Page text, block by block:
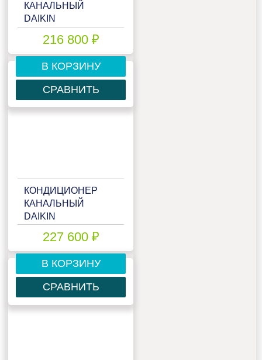
КАНАЛЬНЫЙ
DAIKIN
216 800 ₽
В КОРЗИНУ
СРАВНИТЬ
КОНДИЦИОНЕР
КАНАЛЬНЫЙ
DAIKIN
227 600 ₽
В КОРЗИНУ
СРАВНИТЬ